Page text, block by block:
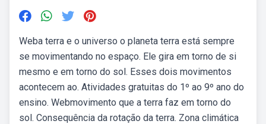
Weba terra e o universo o planeta terra está sempre
se movimentando no espaço. Ele gira em torno de si
mesmo e em torno do sol. Esses dois movimentos
acontecem ao. Atividades gratuitas do 1º ao 9º ano do
ensino. Webmovimento que a terra faz em torno do
sol. Consequência da rotação da terra. Zona climática